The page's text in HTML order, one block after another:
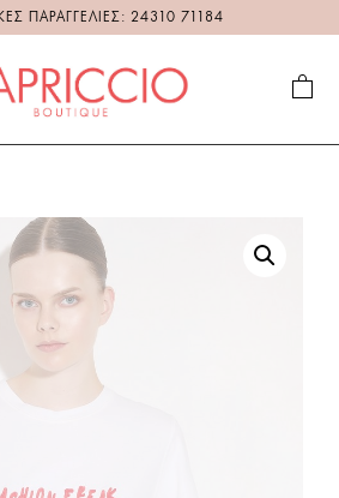
ΠΑΡΑΓΓΕΛΙΕΣ: 24310 71184